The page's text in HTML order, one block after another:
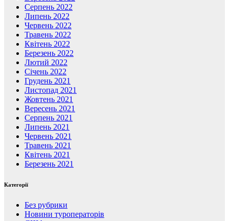
Серпень 2022
Липень 2022
Червень 2022
Травень 2022
Квітень 2022
Березень 2022
Лютий 2022
Січень 2022
Грудень 2021
Листопад 2021
Жовтень 2021
Вересень 2021
Серпень 2021
Липень 2021
Червень 2021
Травень 2021
Квітень 2021
Березень 2021
Категорії
Без рубрики
Новини туроператорів